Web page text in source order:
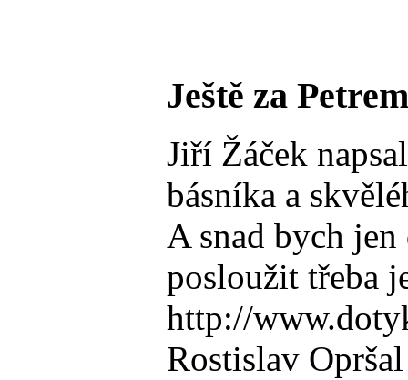
Ještě za
Jiří Žáček
básníka a
A snad bych
posloužit třeba
http://
Rostislav Opršal